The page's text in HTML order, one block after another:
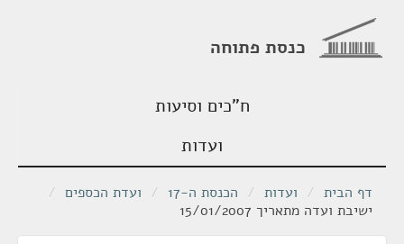
כנסת פתוחה
ח"כים וסיעות
ועדות
דף הבית / ועדות / הכנסת ה-17 / ועדת הכספים /
ישיבת ועדה מתאריך 15/01/2007